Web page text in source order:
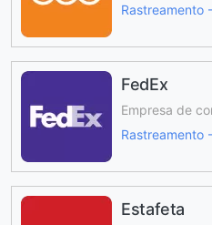
Rastreamento
FedEx
Empresa de
Rastreamento
Estafeta